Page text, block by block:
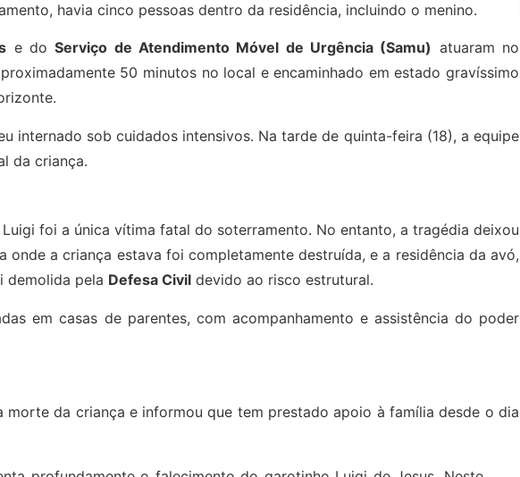
havia cinco pessoas dentro da residência, incluindo o menino.
e doServiço de Atendimento Móvel de Urgência (Samu) atuaram no
50 minutos no local e encaminhado em estado gravíssimo
internado sob cuidados intensivos. Na tarde de quinta-feira (18), a equipe
da criança.
foi a única vítima fatal do soterramento. No entanto, a tragédia deixou
onde a criança estava foi completamente destruída, e a residência da avó,
demolida pela Defesa Civil devido ao risco estrutural.
em casas de parentes, com acompanhamento e assistência do poder
morte da criança e informou que tem prestado apoio à família desde o dia